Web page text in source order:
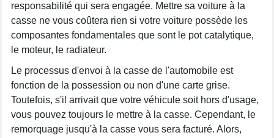
responsabilité qui sera engagée. Mettre sa voiture à la
casse ne vous coûtera rien si votre voiture possède les
composantes fondamentales que sont le pot catalytique,
le moteur, le radiateur.
Le processus d'envoi à la casse de l'automobile est
fonction de la possession ou non d'une carte grise.
Toutefois, s'il arrivait que votre véhicule soit hors d'usage,
vous pouvez toujours le mettre à la casse. Cependant, le
remorquage jusqu'à la casse vous sera facturé. Alors,